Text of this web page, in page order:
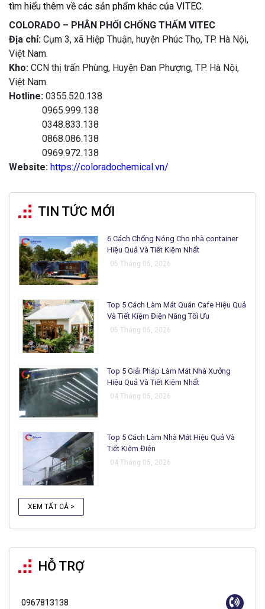
tìm hiểu thêm về các sản phẩm khác của VITEC.
COLORADO – PHÂN PHỐI CHỐNG THẤM VITEC
Địa chỉ: Cụm 3, xã Hiệp Thuận, huyện Phúc Thọ, TP. Hà Nội,
Việt Nam.
Kho: CCN thị trấn Phùng, Huyện Đan Phượng, TP. Hà Nội,
Việt Nam.
Hotline: 0355.520.138
0965.999.138
0348.833.138
0868.086.138
0969.972.138
Website: https://coloradochemical.vn/
TIN TỨC MỚI
6 Cách Chống Nóng Cho nhà container
Hiệu Quả Và Tiết Kiệm Nhất
05 Tháng 05, 2026
Top 5 Cách Làm Mát Quán Cafe Hiệu Quả
Và Tiết Kiệm Điện Năng Tối Ưu
05 Tháng 05, 2026
Top 5 Giải Pháp Làm Mát Nhà Xưởng
Hiệu Quả Và Tiết Kiệm Nhất
04 Tháng 05, 2026
Top 5 Cách Làm Nhà Mát Hiệu Quả Và
Tiết Kiệm Điện
04 Tháng 05, 2026
XEM TẤT CẢ >
HỖ TRỢ
0967813138